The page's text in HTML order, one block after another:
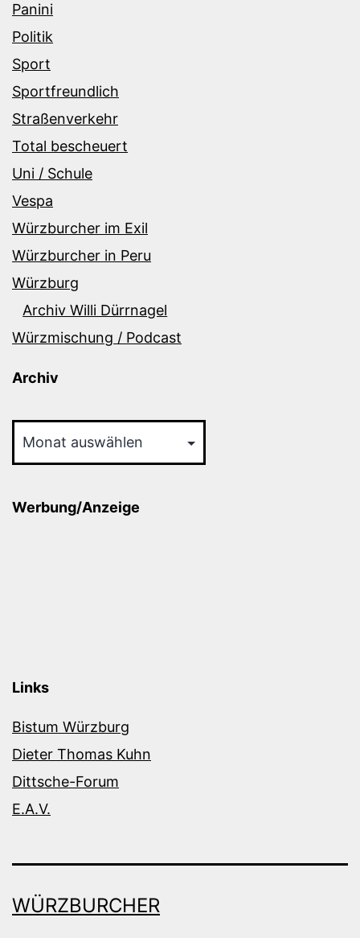
Panini
Politik
Sport
Sportfreundlich
Straßenverkehr
Total bescheuert
Uni / Schule
Vespa
Würzburcher im Exil
Würzburcher in Peru
Würzburg
Archiv Willi Dürrnagel
Würzmischung / Podcast
Archiv
Werbung/Anzeige
Links
Bistum Würzburg
Dieter Thomas Kuhn
Dittsche-Forum
E.A.V.
WÜRZBURCHER